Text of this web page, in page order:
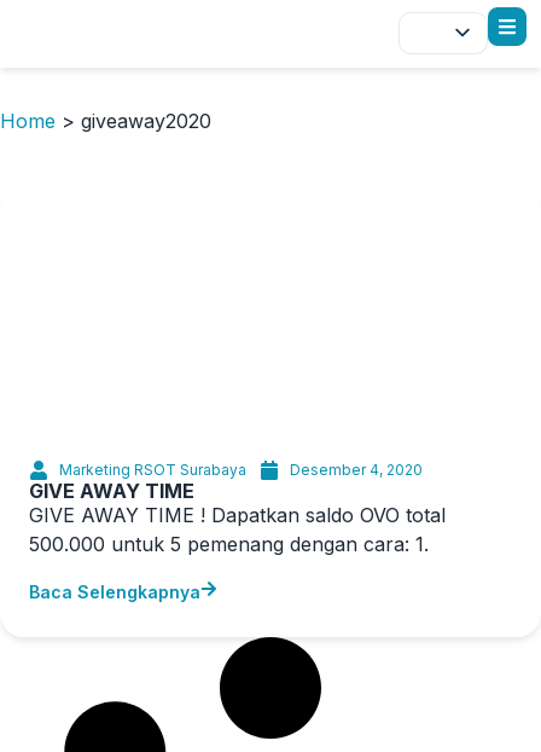
Home > giveaway2020
Marketing RSOT Surabaya Desember 4, 2020
GIVE AWAY TIME
GIVE AWAY TIME ! Dapatkan saldo OVO total
500.000 untuk 5 pemenang dengan cara: 1.
Baca Selengkapnya